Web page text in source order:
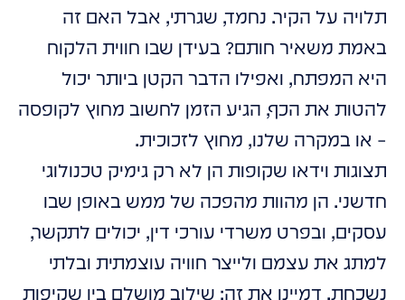
תלויה על הקיר. נחמד, שגרתי, אבל האם זה
באמת משאיר חותם? בעידן שבו חווית הלקוח
היא המפתח, ואפילו הדבר הקטן ביותר יכול
להטות את הכף, הגיע הזמן לחשוב מחוץ לקופסה
– או במקרה שלנו, מחוץ לזכוכית.
תצוגות וידאו שקופות הן לא רק גימיק טכנולוגי
חדשני. הן מהוות מהפכה של ממש באופן שבו
עסקים, ובפרט משרדי עורכי דין, יכולים לתקשר,
למתג את עצמם ולייצר חוויה עוצמתית ובלתי
נשכחת. דמיינו את זה: שילוב מושלם בין שקיפות